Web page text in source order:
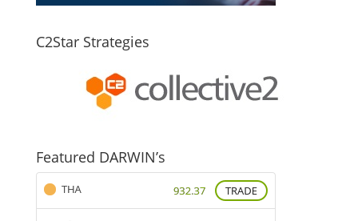
C2Star Strategies
Featured DARWIN’s